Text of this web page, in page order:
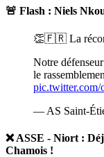
🚨 Flash : Niels
👏🇫🇷 La
Notre
le
— AS Saint-
❌ ASSE - Niort :
Chamois !